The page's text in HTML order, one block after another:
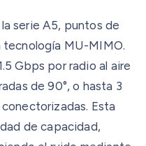
serie A5, puntos de
MU-MIMO.
Gbps por radio al aire
de 90°, o hasta 3
Esta
de capacidad,